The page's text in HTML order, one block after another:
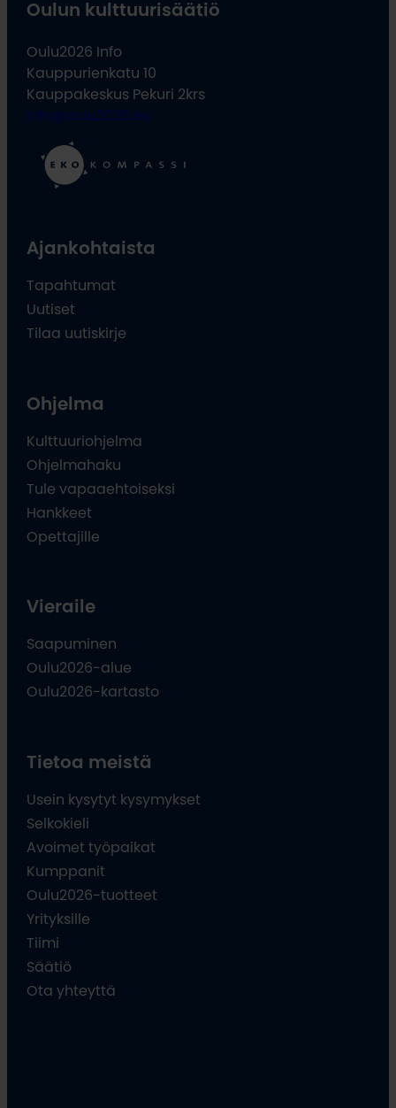
Oulun kulttuurisäätiö
Oulu2026 Info
Kauppurienkatu 10
Kauppakeskus Pekuri 2krs
info@oulu2026.eu
Ajankohtaista
Tapahtumat
Uutiset
Tilaa uutiskirje
Ohjelma
Kulttuuriohjelma
Ohjelmahaku
Tule vapaaehtoiseksi
Hankkeet
Opettajille
Vieraile
Saapuminen
Oulu2026-alue
Oulu2026-kartasto
Tietoa meistä
Usein kysytyt kysymykset
Selkokieli
Avoimet työpaikat
Kumppanit
Oulu2026-tuotteet
Yrityksille
Tiimi
Säätiö
Ota yhteyttä